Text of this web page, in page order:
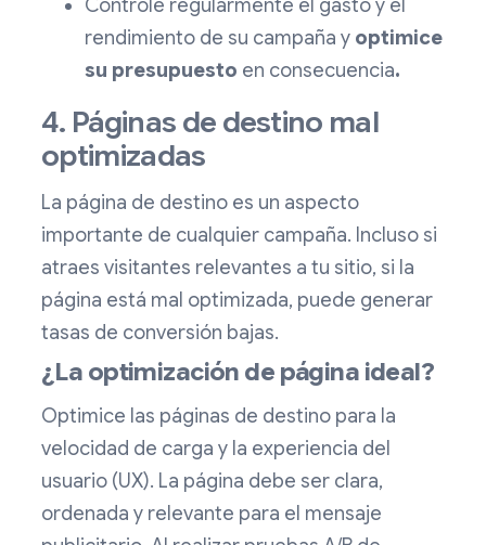
Controle regularmente el gasto y el
rendimiento de su campaña y optimice
su presupuesto en consecuencia.
4. Páginas de destino mal
optimizadas
La página de destino es un aspecto
importante de cualquier campaña. Incluso si
atraes visitantes relevantes a tu sitio, si la
página está mal optimizada, puede generar
tasas de conversión bajas.
¿La optimización de página ideal?
Optimice las páginas de destino para la
velocidad de carga y la experiencia del
usuario (UX). La página debe ser clara,
ordenada y relevante para el mensaje